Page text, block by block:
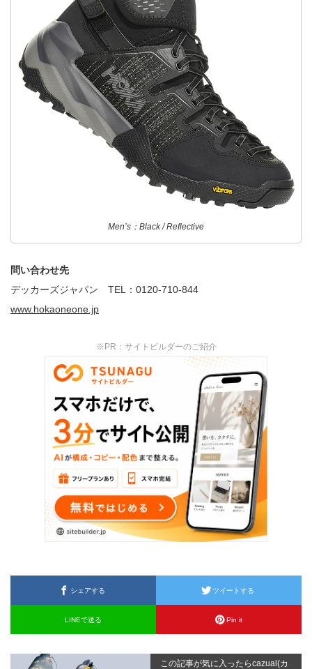
Men’s：Black / Reflective
問い合わせ先
デッカーズジャパン TEL：0120-710-844
www.hokaoneone.jp
※PR：サイトビルダーのご紹介
シェアする ツイートする
LINEで送る Pin it
この記事が気に入ったらcazual(カ